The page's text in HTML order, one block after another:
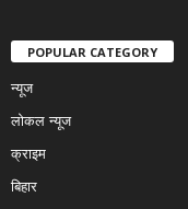
POPULAR CATEGORY
न्यूज
लोकल न्यूज
क्राइम
बिहार